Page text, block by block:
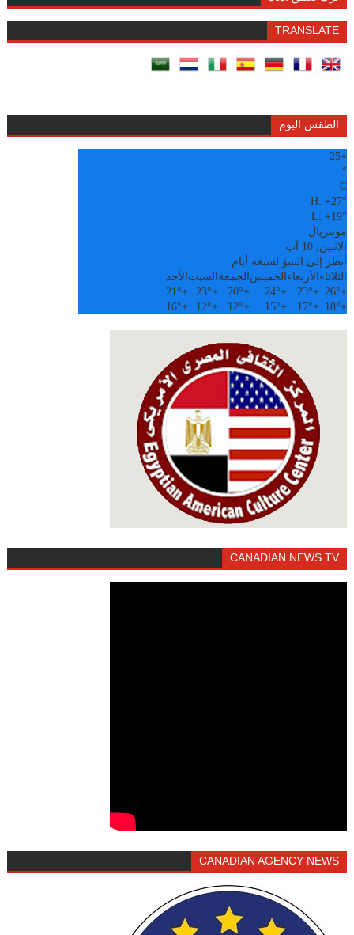
TRANSLATE
الطقس اليوم
+
25
°
C
H:+27°
L:+19°
مونتريال
الاثنين, 10 آب
أنظر إلى التنبؤ لسبعة أيام
الثلاثاءالأربعاءالخميسالجمعةالسبتالأحد
+
26°
+
23°
+
24°
+
20°
+
23°
+
21°
+
18°
+
17°
+
15°
+
12°
+
12°
+
16°
CANADIAN NEWS TV
CANADIAN AGENCY NEWS